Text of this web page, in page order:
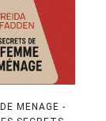
MENAGE -